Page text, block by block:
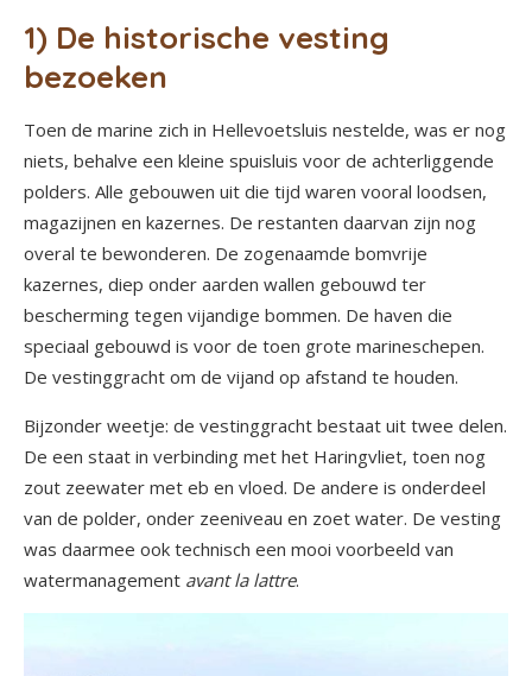
1) De historische vesting
bezoeken
Toen de marine zich in Hellevoetsluis nestelde, was er nog
niets, behalve een kleine spuisluis voor de achterliggende
polders. Alle gebouwen uit die tijd waren vooral loodsen,
magazijnen en kazernes. De restanten daarvan zijn nog
overal te bewonderen. De zogenaamde bomvrije
kazernes, diep onder aarden wallen gebouwd ter
bescherming tegen vijandige bommen. De haven die
speciaal gebouwd is voor de toen grote marineschepen.
De vestinggracht om de vijand op afstand te houden.
Bijzonder weetje: de vestinggracht bestaat uit twee delen.
De een staat in verbinding met het Haringvliet, toen nog
zout zeewater met eb en vloed. De andere is onderdeel
van de polder, onder zeeniveau en zoet water. De vesting
was daarmee ook technisch een mooi voorbeeld van
watermanagement avant la lattre.